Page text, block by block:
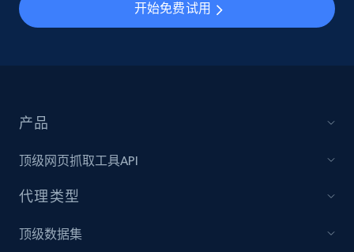
开始免费试用
产品
顶级网页抓取工具API
代理类型
顶级数据集